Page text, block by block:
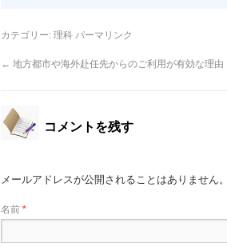
カテゴリー: 理科 パーマリンク
← 地方都市や海外赴任先からのご利用が有効な理由
コメントを残す
メールアドレスが公開されることはありません。
名前 *